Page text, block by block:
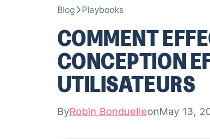
Blog Playbooks
COMMENT
CONCEPTION
UTILISATEURS
ByRobin BonduelleonMay 13,